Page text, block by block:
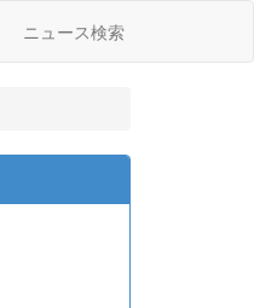
ニュース検索